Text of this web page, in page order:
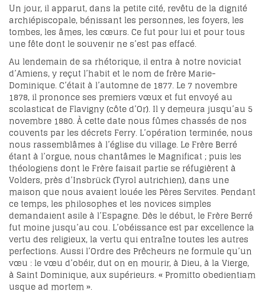
Un jour, il apparut, dans la petite cité, revêtu de la dignité
archiépiscopale, bénissant les personnes, les foyers, les
tombes, les âmes, les cœurs. Ce fut pour lui et pour tous
une fête dont le souvenir ne s’est pas effacé.
Au lendemain de sa rhétorique, il entra à notre noviciat
d’Amiens, y reçut l’habit et le nom de frère Marie-
Dominique. C’était à l’automne de 1877. Le 7 novembre
1878, il prononce ses premiers vœux et fut envoyé au
scolasticat de Flavigny (côte d’Or). Il y demeura jusqu’au 5
novembre 1880. À cette date nous fûmes chassés de nos
couvents par les décrets Ferry. L’opération terminée, nous
nous rassemblâmes à l’église du village. Le Frère Berré
étant à l’orgue, nous chantâmes le Magnificat ; puis les
théologiens dont le Frère faisait partie se réfugièrent à
Volders, près d’Insbrück (Tyrol autrichien), dans une
maison que nous avaient louée les Pères Servites. Pendant
ce temps, les philosophes et les novices simples
demandaient asile à l’Espagne. Dès le début, le Frère Berré
fut moine jusqu’au cou. L’obéissance est par excellence la
vertu des religieux, la vertu qui entraîne toutes les autres
perfections. Aussi l’Ordre des Prêcheurs ne formule qu’un
vœu : le vœu d’obéir, dut on en mourir, à Dieu, à la Vierge,
à Saint Dominique, aux supérieurs. « Promitto obedientiam
usque ad mortem ».